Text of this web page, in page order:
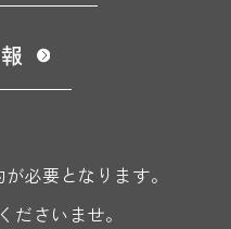
必要となります。
ださいませ。